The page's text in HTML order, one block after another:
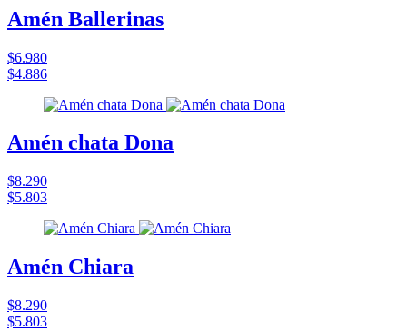
Amén Ballerinas
$6.980
$4.886
Amén chata Dona
$8.290
$5.803
Amén Chiara
$8.290
$5.803